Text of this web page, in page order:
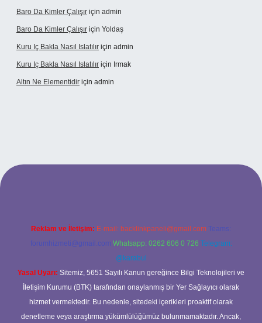
Baro Da Kimler Çalışır için admin
Baro Da Kimler Çalışır için Yoldaş
Kuru Iç Bakla Nasıl Islatılır için admin
Kuru Iç Bakla Nasıl Islatılır için Irmak
Altın Ne Elementidir için admin
Reklam ve İletişim: E-mail: backlinkpaneli@gmail.com Teams:
forumhizmeti@gmail.com Whatsapp: 0262 606 0 726 Telegram:
@karabul
Yasal Uyarı: Sitemiz, 5651 Sayılı Kanun gereğince Bilgi Teknolojileri ve
İletişim Kurumu (BTK) tarafından onaylanmış bir Yer Sağlayıcı olarak
hizmet vermektedir. Bu nedenle, sitedeki içerikleri proaktif olarak
denetleme veya araştırma yükümlülüğümüz bulunmamaktadır. Ancak,